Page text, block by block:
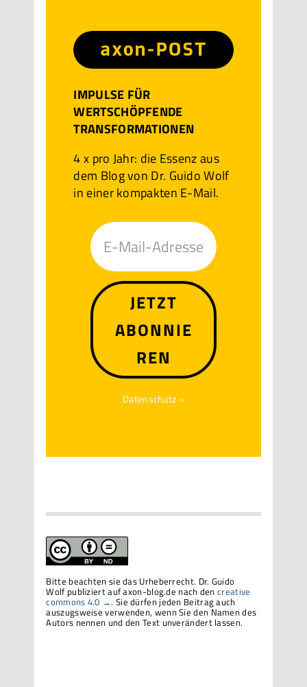
IMPULSE FÜR
WERTSCHÖPFENDE
TRANSFORMATIONEN
4 x pro Jahr: die Essenz aus
dem Blog von Dr. Guido Wolf
in einer kompakten E-Mail.
JETZT
ABONNIE
REN
Datenschutz »
Bitte beachten sie das Urheberrecht. Dr. Guido
Wolf publiziert auf axon-blog.de nach dencreative
commons 4.0 →. Sie dürfen jeden Beitrag auch
auszugsweise verwenden, wenn Sie den Namen des
Autors nennen und den Text unverändert lassen.